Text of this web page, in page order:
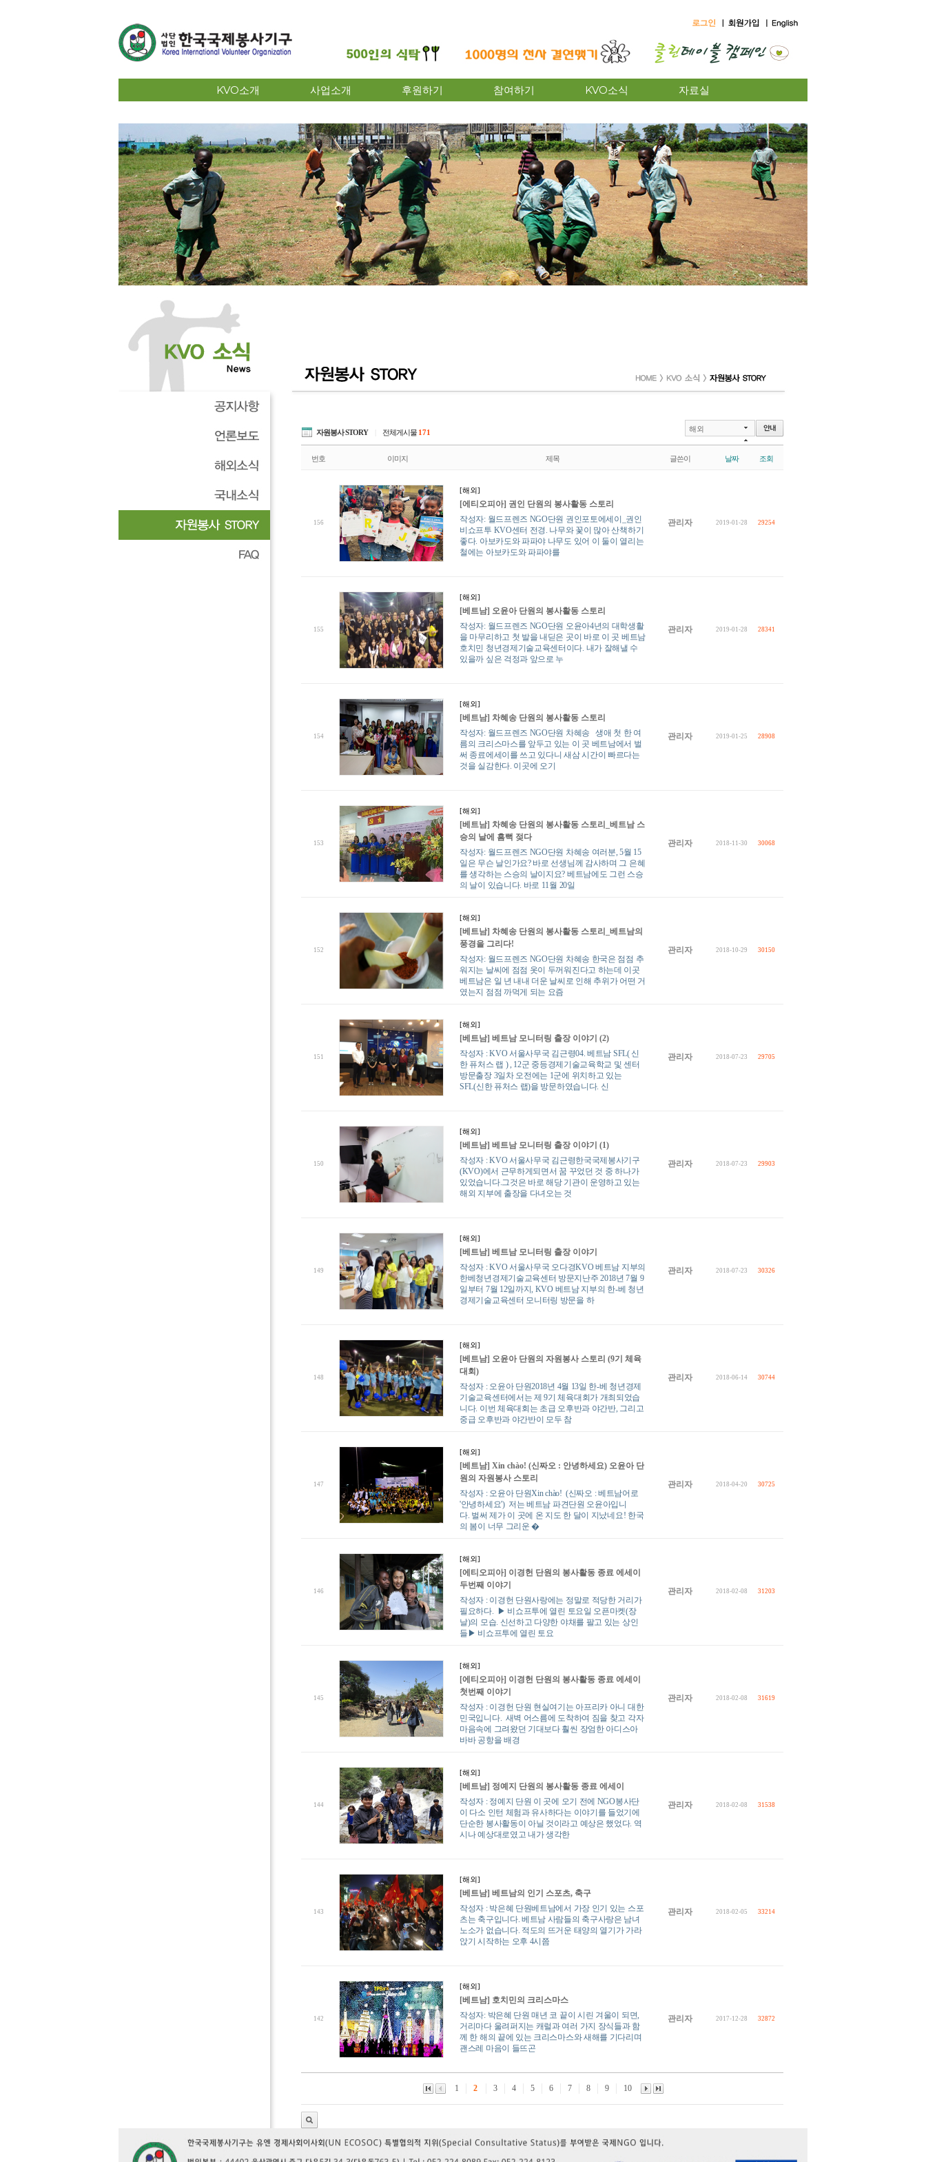
KVO소개 사업소개 후원하기 참여하기 KVO소식 자료실
자원봉사 STORY 전체게시물171 해외
번호 이미지 제목 글쓴이 날짜 조회
156
[해외]
[에티오피아] 권인 단원의 봉사활동 스토리
작성자: 월드프렌즈 NGO단원 권인포토에세이_권인
비쇼프투 KVO센터 전경. 나무와 꽃이 많아 산책하기
좋다. 아보카도와 파파야 나무도 있어 이 둘이 열리는
철에는 아보카도와 파파야를
관리자 2019-01-28 29254
155
[해외]
[베트남] 오윤아 단원의 봉사활동 스토리
작성자: 월드프렌즈 NGO단원 오윤아4년의 대학생활
을 마무리하고 첫 발을 내딛은 곳이 바로 이 곳 베트남
호치민 청년경제기술교육센터이다. 내가 잘해낼 수
있을까 싶은 걱정과 앞으로 누
관리자 2019-01-28 28341
154
[해외]
[베트남] 차혜송 단원의 봉사활동 스토리
작성자: 월드프렌즈 NGO단원 차혜송 생애 첫 한 여
름의 크리스마스를 앞두고 있는 이 곳 베트남에서 벌
써 종료에세이를 쓰고 있다니 새삼 시간이 빠르다는
것을 실감한다. 이곳에 오기
관리자 2019-01-25 28908
153
[해외]
[베트남] 차혜송 단원의 봉사활동 스토리_베트남 스
승의 날에 흠뻑 젖다
작성자: 월드프렌즈 NGO단원 차혜송 여러분, 5월 15
일은 무슨 날인가요? 바로 선생님께 감사하며 그 은혜
를 생각하는 스승의 날이지요? 베트남에도 그런 스승
의 날이 있습니다. 바로 11월 20일
관리자 2018-11-30 30068
152
[해외]
[베트남] 차혜송 단원의 봉사활동 스토리_베트남의
풍경을 그리다!
작성자: 월드프렌즈 NGO단원 차혜송 한국은 점점 추
워지는 날씨에 점점 옷이 두꺼워진다고 하는데 이곳
베트남은 일 년 내내 더운 날씨로 인해 추위가 어떤 거
였는지 점점 까먹게 되는 요즘
관리자 2018-10-29 30150
151
[해외]
[베트남] 베트남 모니터링 출장 이야기 (2)
작성자 : KVO 서울사무국 김근령04. 베트남 SFL( 신
한 퓨처스 랩 ) , 12군 중등경제기술교육학교 및 센터
방문출장 3일차 오전에는 1군에 위치하고 있는
SFL(신한 퓨처스 랩)을 방문하였습니다. 신
관리자 2018-07-23 29705
150
[해외]
[베트남] 베트남 모니터링 출장 이야기 (1)
작성자 : KVO 서울사무국 김근령한국국제봉사기구
(KVO)에서 근무하게되면서 꿈 꾸었던 것 중 하나가
있었습니다.그것은 바로 해당 기관이 운영하고 있는
해외 지부에 출장을 다녀오는 것
관리자 2018-07-23 29903
149
[해외]
[베트남] 베트남 모니터링 출장 이야기
작성자 : KVO 서울사무국 오다경KVO 베트남 지부의
한베청년경제기술교육센터 방문지난주 2018년 7월 9
일부터 7월 12일까지, KVO 베트남 지부의 한-베 청년
경제기술교육센터 모니터링 방문을 하
관리자 2018-07-23 30326
148
[해외]
[베트남] 오윤아 단원의 자원봉사 스토리 (9기 체육
대회)
작성자 : 오윤아 단원2018년 4월 13일 한-베 청년경제
기술교육센터에서는 제 9기 체육대회가 개최되었습
니다. 이번 체육대회는 초급 오후반과 야간반, 그리고
중급 오후반과 야간반이 모두 참
관리자 2018-06-14 30744
147
[해외]
[베트남] Xin chào! (신짜오 : 안녕하세요) 오윤아 단
원의 자원봉사 스토리
작성자 : 오윤아 단원Xin chào! (신짜오 : 베트남어로
'안녕하세요') 저는 베트남 파견단원 오윤아입니
다. 벌써 제가 이 곳에 온 지도 한 달이 지났네요! 한국
의 봄이 너무 그리운 �
관리자 2018-04-20 30725
146
[해외]
[에티오피아] 이경헌 단원의 봉사활동 종료 에세이
두번째 이야기
작성자 : 이경헌 단원사랑에는 정말로 적당한 거리가
필요하다. ▶ 비쇼프투에 열린 토요일 오픈마켓(장
날)의 모습. 신선하고 다양한 야채를 팔고 있는 상인
들▶ 비쇼프투에 열린 토요
관리자 2018-02-08 31203
145
[해외]
[에티오피아] 이경헌 단원의 봉사활동 종료 에세이
첫번째 이야기
작성자 : 이경헌 단원 현실여기는 아프리카 아니 대한
민국입니다. 새벽 어스름에 도착하여 짐을 찾고 각자
마음속에 그려왔던 기대보다 훨씬 장엄한 아디스아
바바 공항을 배경
관리자 2018-02-08 31619
144
[해외]
[베트남] 정예지 단원의 봉사활동 종료 에세이
작성자 : 정예지 단원 이 곳에 오기 전에 NGO봉사단
이 다소 인턴 체험과 유사하다는 이야기를 들었기에
단순한 봉사활동이 아닐 것이라고 예상은 했었다. 역
시나 예상대로였고 내가 생각한
관리자 2018-02-08 31538
143
[해외]
[베트남] 베트남의 인기 스포츠, 축구
작성자 : 박은혜 단원베트남에서 가장 인기 있는 스포
츠는 축구입니다. 베트남 사람들의 축구사랑은 남녀
노소가 없습니다. 적도의 뜨거운 태양의 열기가 가라
앉기 시작하는 오후 4시쯤
관리자 2018-02-05 33214
142
[해외]
[베트남] 호치민의 크리스마스
작성자: 박은혜 단원 매년 코 끝이 시린 겨울이 되면,
거리마다 울려퍼지는 캐럴과 여러 가지 장식들과 함
께 한 해의 끝에 있는 크리스마스와 새해를 기다리며
괜스레 마음이 들뜨곤
관리자 2017-12-28 32872
1 2 3 4 5 6 7 8 9 10